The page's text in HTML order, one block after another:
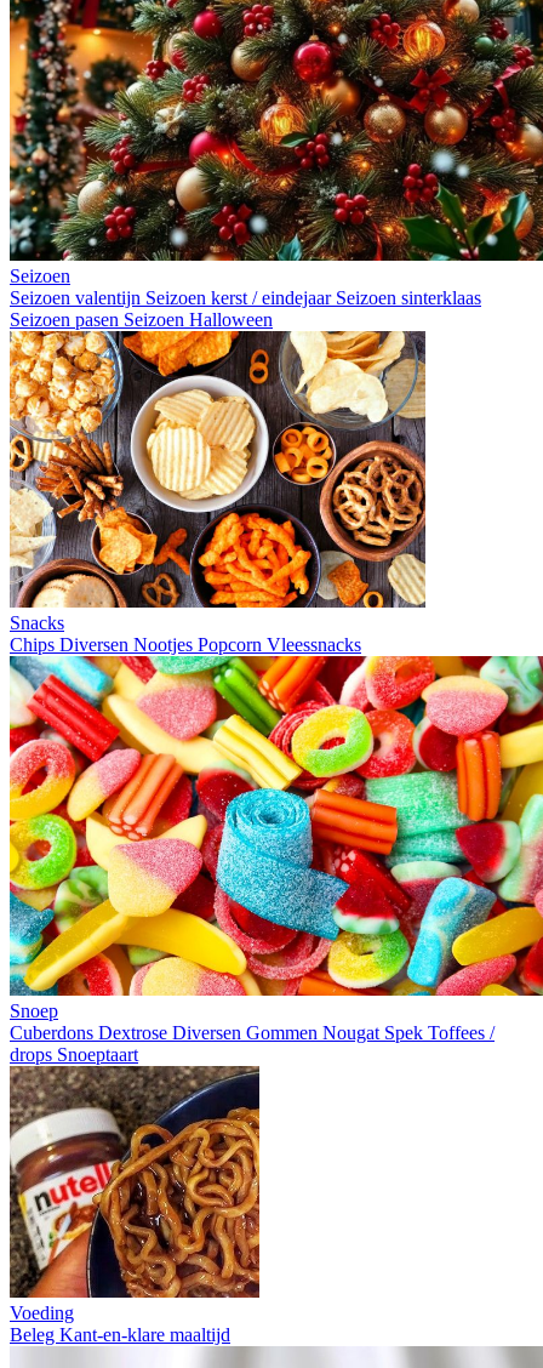
Seizoen
Seizoen valentijn Seizoen kerst / eindejaar Seizoen sinterklaas
Seizoen pasen Seizoen Halloween
Snacks
Chips Diversen Nootjes Popcorn Vleessnacks
Snoep
Cuberdons Dextrose Diversen Gommen Nougat Spek Toffees /
drops Snoeptaart
Voeding
Beleg Kant-en-klare maaltijd